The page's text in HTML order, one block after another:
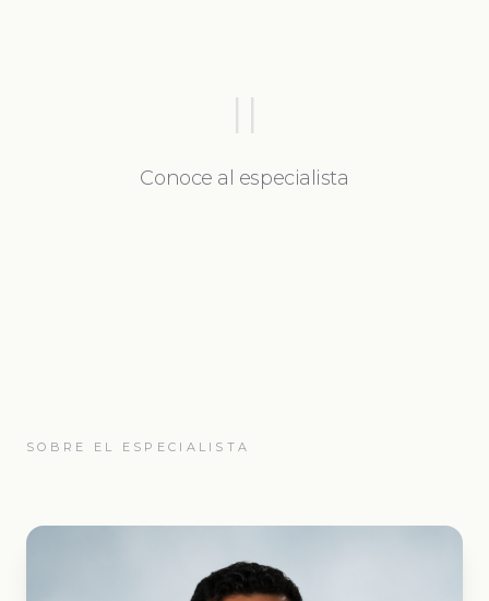
II
Conoce al especialista
SOBRE EL ESPECIALISTA